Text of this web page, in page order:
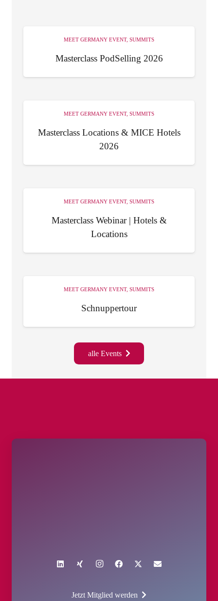
MEET GERMANY EVENT, SUMMITS
Masterclass PodSelling 2026
MEET GERMANY EVENT, SUMMITS
Masterclass Locations & MICE Hotels
2026
MEET GERMANY EVENT, SUMMITS
Masterclass Webinar | Hotels &
Locations
MEET GERMANY EVENT, SUMMITS
Schnuppertour
alle Events
Jetzt Mitglied werden